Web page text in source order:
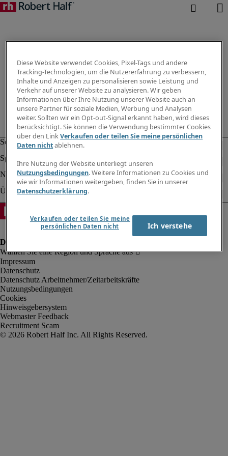
Impressum
Datenschutz
Datenschutz Arbeitnehmer/Zeitarbeitskräfte
Nutzungsbedingungen
Cookies
Hinweisgebersystem
Webmaster Feedback
Recruitment Scam
Diese Website verwendet Cookies, Pixel-Tags und andere
Tracking-Technologien, um die Nutzererfahrung zu verbessern,
Inhalte und Anzeigen zu personalisieren sowie Leistung und
Verkehr auf unserer Website zu analysieren. Wir geben
Informationen über Ihre Nutzung unserer Website auch an
unsere Partner für soziale Medien, Werbung und Analysen
weiter. Sollten wir ein Opt-out-Signal erkannt haben, wird dieses
berücksichtigt. Sie können die Verwendung bestimmter Cookies
über den LinkVerkaufen oder teilen Sie meine persönlichen
Daten nichtablehnen.
Ihre Nutzung der Website unterliegt unseren
Nutzungsbedingungen. Weitere Informationen zu Cookies und
wie wir Informationen weitergeben, finden Sie in unserer
Datenschutzerklärung.
Verkaufen oder teilen Sie meine
persönlichen Daten nicht
Ich verstehe